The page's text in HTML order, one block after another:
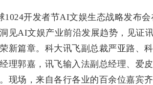
开发者节AI文娱生态战略发布会
见AI文娱产业前沿发展趋势，见证
新篇章。科大讯飞副总裁严亚路、
理郭嘉，讯飞输入法副总经理、爱
现场，来自各行各业的百余位嘉宾